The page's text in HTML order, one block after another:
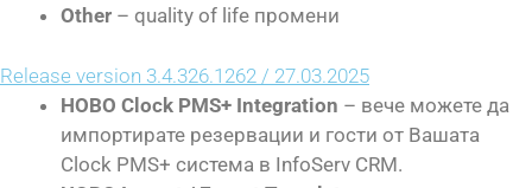
Other – quality of life промени
Release version 3.4.326.1262 / 27.03.2025
НОВО Clock PMS+ Integration – вече можете да
импортирате резервации и гости от Вашата
Clock PMS+ система в InfoServ CRM.